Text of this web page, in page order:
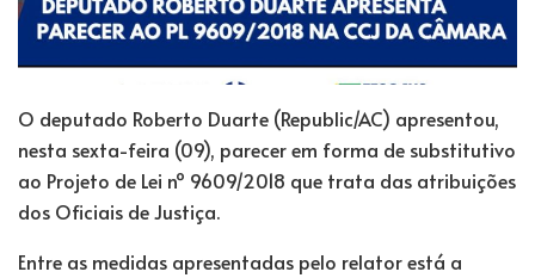
O deputado Roberto Duarte (Republic/AC) apresentou,
nesta sexta-feira (09), parecer em forma de substitutivo
ao Projeto de Lei nº 9609/2018 que trata das atribuições
dos Oficiais de Justiça.
Entre as medidas apresentadas pelo relator está a